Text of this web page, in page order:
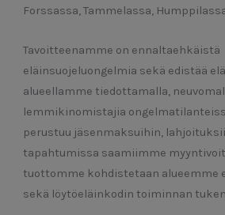
Forssassa, Tammelassa,
Tavoitteenamme on ennaltaehkäistä
eläinsuojeluongelmia sekä edistää
alueellamme tiedottamalla,
lemmikinomistajia
perustuu jäsenmaksuihin,
tapahtumissa saamiimme
tuottomme kohdistetaan alueemme
sekä löytöeläinkodin toiminnan